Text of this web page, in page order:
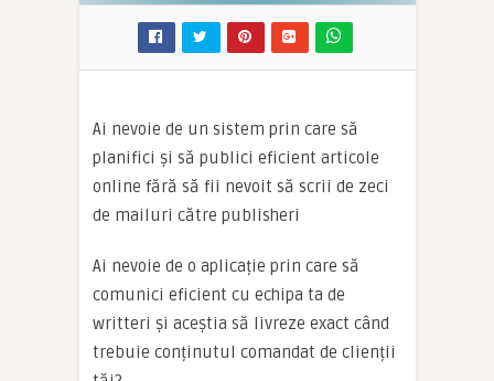
Ai nevoie de un sistem prin care să
planifici și să publici eficient articole
online fără să fii nevoit să scrii de zeci
de mailuri către publisheri
Ai nevoie de o aplicație prin care să
comunici eficient cu echipa ta de
writteri și aceștia să livreze exact când
trebuie conținutul comandat de clienții